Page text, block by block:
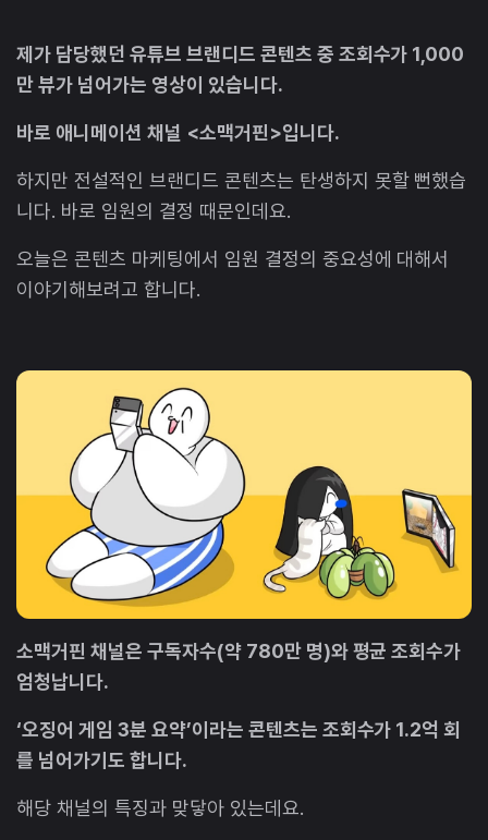
제가 담당했던 유튜브 브랜디드 콘텐츠 중 조회수가 1,000
만 뷰가 넘어가는 영상이 있습니다.
바로 애니메이션 채널 <소맥거핀>입니다.
하지만 전설적인 브랜디드 콘텐츠는 탄생하지 못할 뻔했습
니다. 바로 임원의 결정 때문인데요.
오늘은 콘텐츠 마케팅에서 임원 결정의 중요성에 대해서
이야기해보려고 합니다.
소맥거핀 채널은 구독자수(약 780만 명)와 평균 조회수가
엄청납니다.
‘오징어 게임 3분 요약’이라는 콘텐츠는 조회수가 1.2억 회
를 넘어가기도 합니다.
해당 채널의 특징과 맞닿아 있는데요.